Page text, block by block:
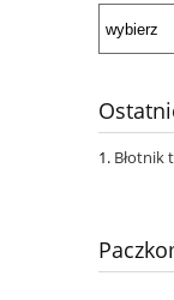
Błotnik